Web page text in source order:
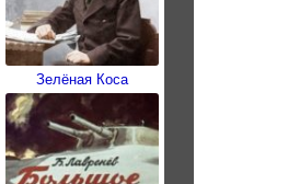
Зелёная Коса